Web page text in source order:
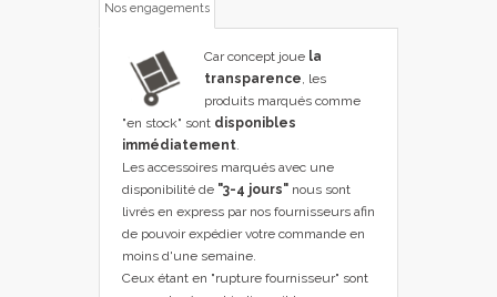
Nos engagements
Car concept joue la
transparence , les
produits marqués comme
"en stock" sont disponibles
immédiatement
Les accessoires marqués avec une
disponibilité de "3-4 jours" nous sont
livrés en express par nos fournisseurs afin
de pouvoir expédier votre commande en
moins d'une semaine.
Ceux étant en "rupture fournisseur" sont